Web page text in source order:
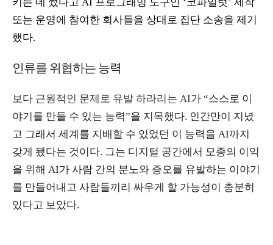
또는 운영에 참여한 회사들을 상대로 집단 소송을 제기
했다.
인류를 위협하는 능력
보다 근원적인 문제로 유발 하라리는 AI가 “스스로 이
야기를 만들 수 있는 능력”을 지목했다. 인간만이 지녔
고 그래서 세계를 지배할 수 있었던 이 능력을 AI까지
갖게 됐다는 것이다. 그는 디지털 공간에서 모종의 이익
을 위해 AI가 사람 간의 분노와 증오를 유발하는 이야기
를 만들어내고 사람들끼리 싸우게 할 가능성이 충분히
있다고 보았다.